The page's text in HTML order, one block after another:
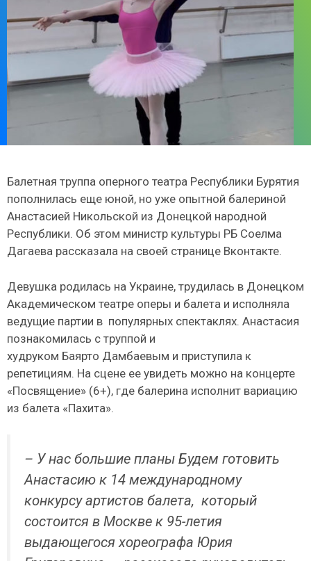
Балетная труппа оперного театра Республики Бурятия
пополнилась еще юной, но уже опытной балериной
Анастасией Никольской из Донецкой народной
Республики. Об этом министр культуры РБ Соелма
Дагаева рассказала на своей странице Вконтакте.
Девушка родилась на Украине, трудилась в Донецком
Академическом театре оперы и балета и исполняла
ведущие партии в популярных спектаклях. Анастасия
познакомилась с труппой и
худруком Баярто Дамбаевым и приступила к
репетициям. На сцене ее увидеть можно на концерте
«Посвящение» (6+), где балерина исполнит вариацию
из балета «Пахита».
– У нас большие планы Будем готовить
Анастасию к 14 международному
конкурсу артистов балета, который
состоится в Москве к 95-летия
выдающегося хореографа Юрия